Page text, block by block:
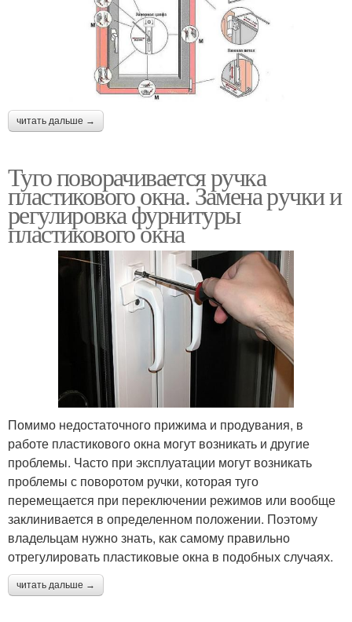
читать дальше →
Туго поворачивается ручка
пластикового окна. Замена ручки и
регулировка фурнитуры
пластикового окна
Помимо недостаточного прижима и продувания, в
работе пластикового окна могут возникать и другие
проблемы. Часто при эксплуатации могут возникать
проблемы с поворотом ручки, которая туго
перемещается при переключении режимов или вообще
заклинивается в определенном положении. Поэтому
владельцам нужно знать, как самому правильно
отрегулировать пластиковые окна в подобных случаях.
читать дальше →